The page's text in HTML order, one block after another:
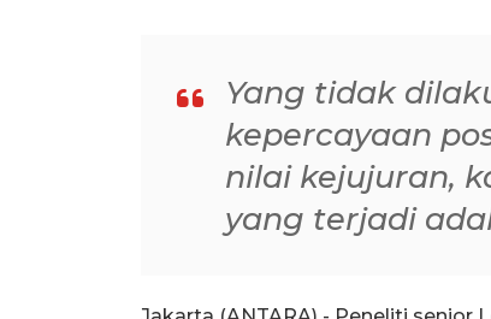
Yang tidak
kepercayaan
nilai kejujuran,
yang terjadi